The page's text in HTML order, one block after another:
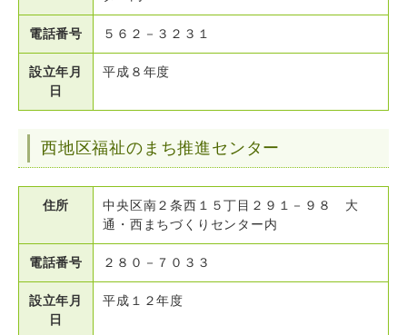
電話番号 ５６２－３２３１
設立年月
日
平成８年度
西地区福祉のまち推進センター
住所
中央区南２条西１５丁目２９１－９８ 大
通・西まちづくりセンター内
電話番号 ２８０－７０３３
設立年月
日
平成１２年度